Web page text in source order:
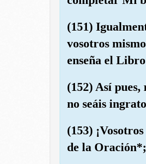
(151)
vosotros
enseña el
(152) Así
no seáis
(153)
de la